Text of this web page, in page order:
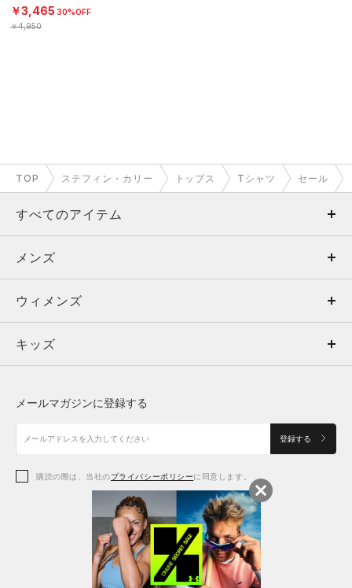
ール/MEN）
￥3,465 30%OFF
￥4,950
TOP ステフィン・カリー トップス Tシャツ セール
すべてのアイテム
メンズ
ウィメンズ
キッズ
アクセサリー
メンズ
トップス
ボトムス
アクセサリー
ウィメンズ
トップス
シューズ
アクセサリー
レギンス＆タイツ
キッズ
シューズ
メールマガジンに登録する
登録する
購読の際は、当社のプライバシーポリシーに同意します。